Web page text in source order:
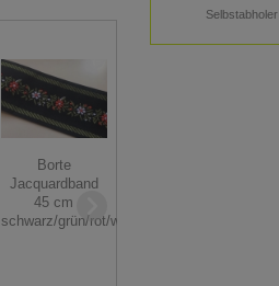
Borte
Jacquardband
45 cm
schwarz/grün/rot/weiß
Selbstabholer